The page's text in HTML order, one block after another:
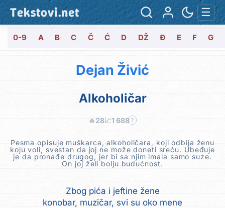
Tekstovi.net ☰
0-9 A B C Č Ć D DŽ Đ E F G
Dejan Živić
Alkoholičar
🔥28📈1 688 ?
Pesma opisuje muškarca, alkoholičara, koji odbija ženu
koju voli, svestan da joj ne može doneti sreću. Ubeđuje
je da pronađe drugog, jer bi sa njim imala samo suze.
On joj želi bolju budućnost.
Zbog pića i jeftine žene
konobar, muzičar, svi su oko mene